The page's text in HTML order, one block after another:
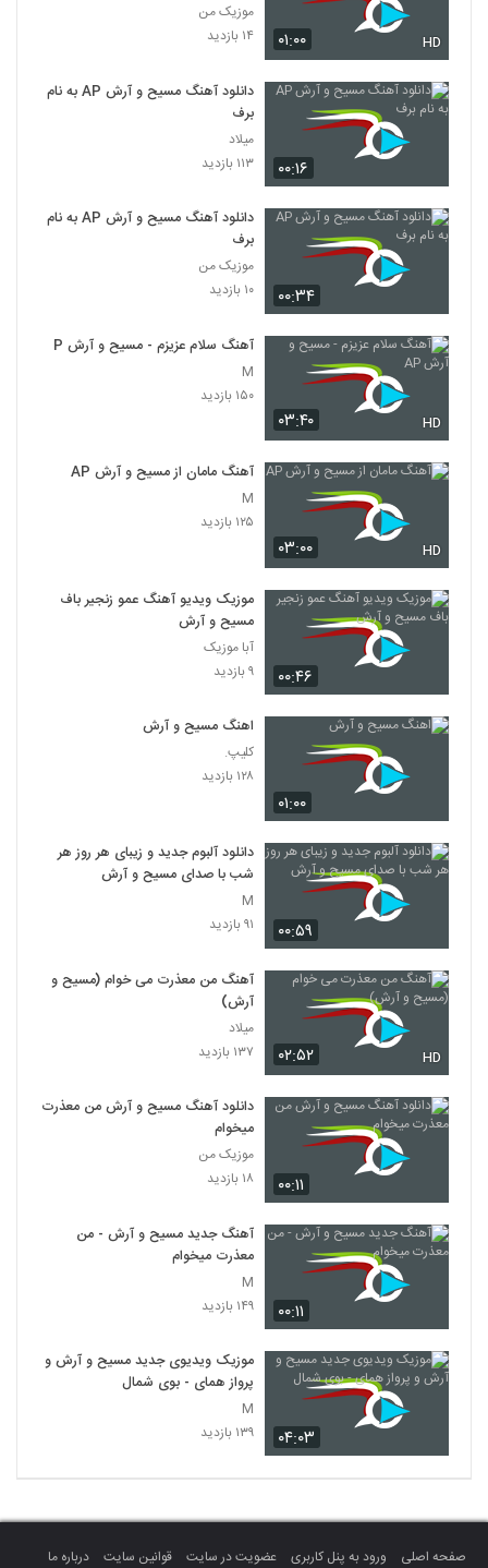
۰۱:۰۰ HD
موزیک من
۱۴ بازدید
۰۰:۱۶
دانلود آهنگ مسیح و آرش AP به نام
برف
میلاد
۱۱۳ بازدید
۰۰:۳۴
دانلود آهنگ مسیح و آرش AP به نام
برف
موزیک من
۱۰ بازدید
۰۳:۴۰ HD
آهنگ سلام عزیزم - مسیح و آرش AP
M
۱۵۰ بازدید
۰۳:۰۰ HD
آهنگ مامان از مسیح و آرش AP
M
۱۲۵ بازدید
۰۰:۴۶
موزیک ویدیو آهنگ عمو زنجیر باف
مسیح و آرش
آبا موزیک
۹ بازدید
۰۱:۰۰
اهنگ مسیح و آرش
کلیپ.
۱۲۸ بازدید
۰۰:۵۹
دانلود آلبوم جدید و زیبای هر روز هر
شب با صدای مسیح و آرش
M
۹۱ بازدید
۰۲:۵۲ HD
آهنگ من معذرت می خوام (مسیح و
آرش)
میلاد
۱۳۷ بازدید
۰۰:۱۱
دانلود آهنگ مسیح و آرش من معذرت
میخوام
موزیک من
۱۸ بازدید
۰۰:۱۱
آهنگ جدید مسیح و آرش - من
معذرت میخوام
M
۱۴۹ بازدید
۰۴:۰۳
موزیک ویدیوی جدید مسیح و آرش و
پرواز همای - بوی شمال
M
۱۳۹ بازدید
صفحه اصلی ورود به پنل کاربری عضویت در سایت قوانین سایت درباره ما